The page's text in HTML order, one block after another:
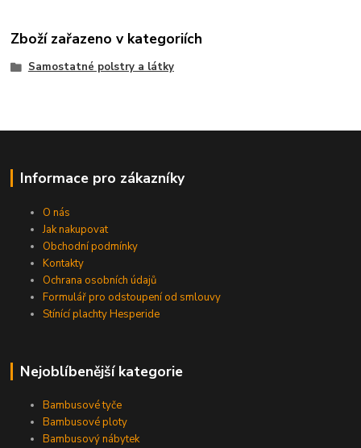
Zboží zařazeno v kategoriích
Samostatné polstry a látky
Informace pro zákazníky
O nás
Jak nakupovat
Obchodní podmínky
Kontakty
Ochrana osobních údajů
Formulář pro odstoupení od smlouvy
Stínící plachty Hesperide
Nejoblíbenější kategorie
Bambusové tyče
Bambusové ploty
Bambusový nábytek